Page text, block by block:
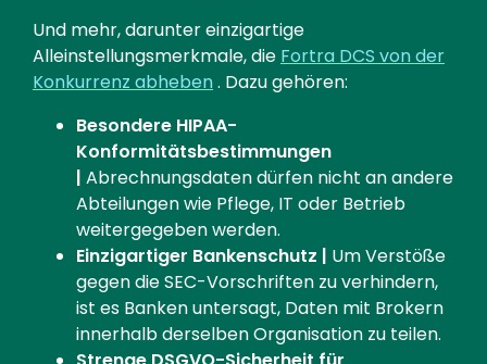
Und mehr, darunter einzigartige
Alleinstellungsmerkmale, die Fortra DCS von der
Konkurrenz abheben . Dazu gehören:
Besondere HIPAA-
Konformitätsbestimmungen
| Abrechnungsdaten dürfen nicht an andere
Abteilungen wie Pflege, IT oder Betrieb
weitergegeben werden.
Einzigartiger Bankenschutz | Um Verstöße
gegen die SEC-Vorschriften zu verhindern,
ist es Banken untersagt, Daten mit Brokern
innerhalb derselben Organisation zu teilen.